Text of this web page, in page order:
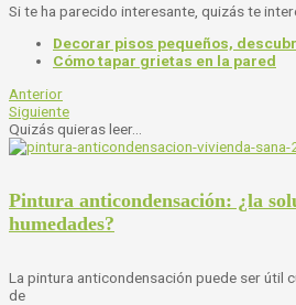
Si te ha parecido interesante, quizás te
Decorar pisos pequeños,
Cómo tapar grietas en la pared
Anterior
Siguiente
Quizás quieras leer...
Pintura anticondensación: ¿la
humedades?
La pintura anticondensación puede ser útil
de